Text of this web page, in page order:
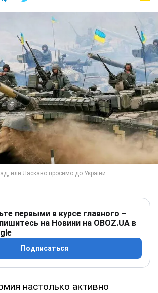
первыми в курсе главного –
на Новини на OBOZ.UA в
Подписаться
настолько активно